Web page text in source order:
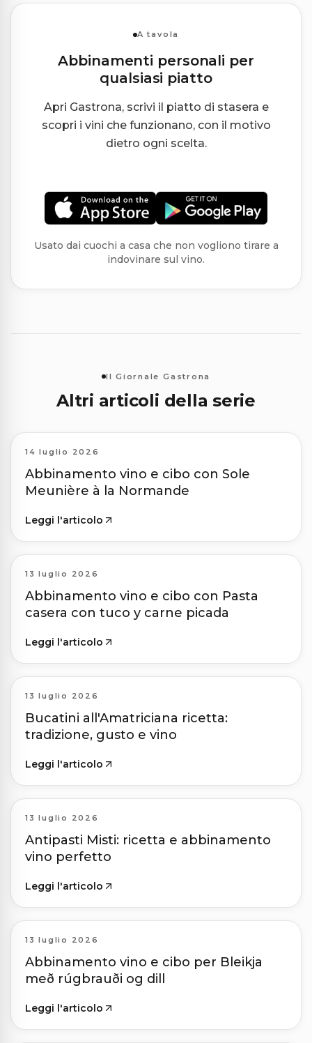
A tavola
Abbinamenti personali per
qualsiasi piatto
Apri Gastrona, scrivi il piatto di stasera e
scopri i vini che funzionano, con il motivo
dietro ogni scelta.
Usato dai cuochi a casa che non vogliono tirare a
indovinare sul vino.
Il Giornale Gastrona
Altri articoli della serie
14 luglio 2026
Abbinamento vino e cibo con Sole
Meunière à la Normande
Leggi l'articolo
13 luglio 2026
Abbinamento vino e cibo con Pasta
casera con tuco y carne picada
Leggi l'articolo
13 luglio 2026
Bucatini all'Amatriciana ricetta:
tradizione, gusto e vino
Leggi l'articolo
13 luglio 2026
Antipasti Misti: ricetta e abbinamento
vino perfetto
Leggi l'articolo
13 luglio 2026
Abbinamento vino e cibo per Bleikja
með rúgbrauði og dill
Leggi l'articolo